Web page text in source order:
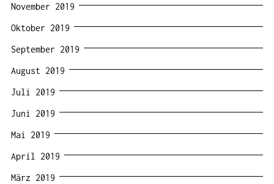
November 2019
Oktober 2019
September 2019
August 2019
Juli 2019
Juni 2019
Mai 2019
April 2019
März 2019